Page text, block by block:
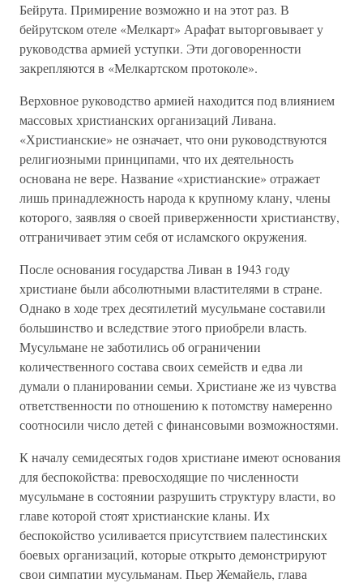
Бейрута. Примирение возможно и на этот раз. В
бейрутском отеле «Мелкарт» Арафат выторговывает у
руководства армией уступки. Эти договоренности
закрепляются в «Мелкартском протоколе».
Верховное руководство армией находится под влиянием
массовых христианских организаций Ливана.
«Христианские» не означает, что они руководствуются
религиозными принципами, что их деятельность
основана не вере. Название «христианские» отражает
лишь принадлежность народа к крупному клану, члены
которого, заявляя о своей приверженности христианству,
отграничивает этим себя от исламского окружения.
После основания государства Ливан в 1943 году
христиане были абсолютными властителями в стране.
Однако в ходе трех десятилетий мусульмане составили
большинство и вследствие этого приобрели власть.
Мусульмане не заботились об ограничении
количественного состава своих семейств и едва ли
думали о планировании семьи. Христиане же из чувства
ответственности по отношению к потомству намеренно
соотносили число детей с финансовыми возможностями.
К началу семидесятых годов христиане имеют основания
для беспокойства: превосходящие по численности
мусульмане в состоянии разрушить структуру власти, во
главе которой стоят христианские кланы. Их
беспокойство усиливается присутствием палестинских
боевых организаций, которые открыто демонстрируют
свои симпатии мусульманам. Пьер Жемайель, глава